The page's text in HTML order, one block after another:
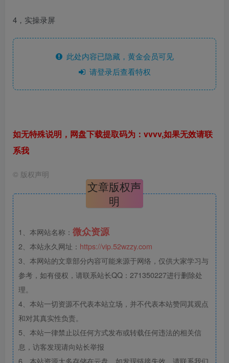
4，实操录屏
此处内容已隐藏，黄金会员可见
请登录后查看特权
如无特殊说明，网盘下载提取码为：vvvv,如果无效请联
系我
© 版权声明
文章版权声
明
1、本网站名称： 微众资源
2、本站永久网址： https://vip.52wzzy.com
3、本网站的文章部分内容可能来源于网络，仅供大家学习与
参考，如有侵权，请联系站长QQ：271350227进行删除处
理。
4、本站一切资源不代表本站立场，并不代表本站赞同其观点
和对其真实性负责。
5、本站一律禁止以任何方式发布或转载任何违法的相关信
息，访客发现请向站长举报
6、本站资源大多存储在云盘，如发现链接失效，请联系我们